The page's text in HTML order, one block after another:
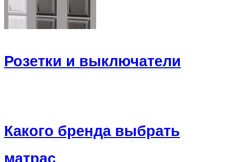
Розетки и выключатели
Какого бренда выбрать
матрас